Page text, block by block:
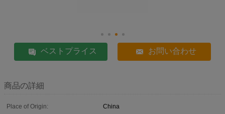
ベストプライス お問い合わせ
商品の詳細
Place of Origin:
China